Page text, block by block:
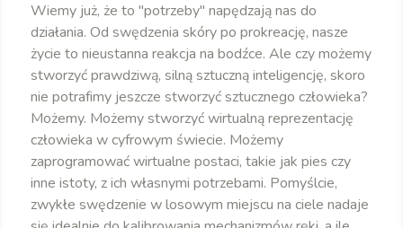
Wiemy już, że to "potrzeby" napędzają nas do
działania. Od swędzenia skóry po prokreację, nasze
życie to nieustanna reakcja na bodźce. Ale czy możemy
stworzyć prawdziwą, silną sztuczną inteligencję, skoro
nie potrafimy jeszcze stworzyć sztucznego człowieka?
Możemy. Możemy stworzyć wirtualną reprezentację
człowieka w cyfrowym świecie. Możemy
zaprogramować wirtualne postaci, takie jak pies czy
inne istoty, z ich własnymi potrzebami. Pomyślcie,
zwykłe swędzenie w losowym miejscu na ciele nadaje